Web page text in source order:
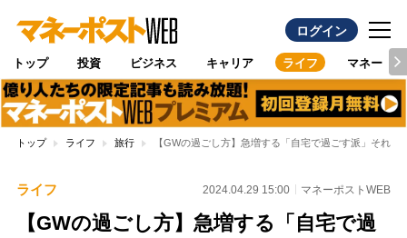
ログイン
トップ 投資 ビジネス キャリア ライフ マネー
トップ ライフ 旅行 【GWの過ごし方】急増する「自宅で過ごす派」それ
ライフ 2024.04.29 15:00 マネーポストWEB
【GWの過ごし方】急増する「自宅で過